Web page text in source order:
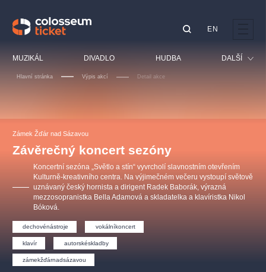
MUZIKÁL DIVADLO HUDBA DALŠÍ
Sport
Ostatní
EN
Hlavní stránka Výpis akcí Detail akce
Zámek Žďár nad Sázavou
Závěrečný koncert sezóny
Koncertní sezóna „Světlo a stín“ vyvrcholí slavnostním otevřením
Kulturně-kreativního centra. Na výjimečném večeru vystoupí světově
uznávaný český hornista a dirigent Radek Baborák, výrazná
mezzosopranistka Bella Adamová a skladatelka a klavíristka Nikol
Bóková.
dechovénástroje vokálníkoncert
klavír autorskéskladby
zámekžďárnadsázavou
OBYČEJNÁ HOLKA
Agentura 44, s.r.o.
Ostatní hledají
muzikálypraha
Nejnavštěvovanější
muzikálypraha divadlopraha